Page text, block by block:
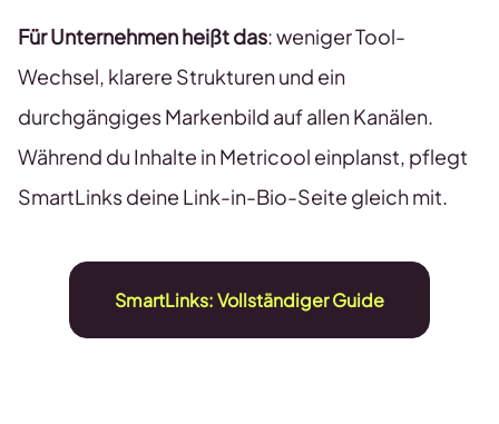
Für Unternehmen heißt das: weniger Tool-
Wechsel, klarere Strukturen und ein
durchgängiges Markenbild auf allen Kanälen.
Während du Inhalte in Metricool einplanst, pflegt
SmartLinks deine Link-in-Bio-Seite gleich mit.
SmartLinks: Vollständiger Guide